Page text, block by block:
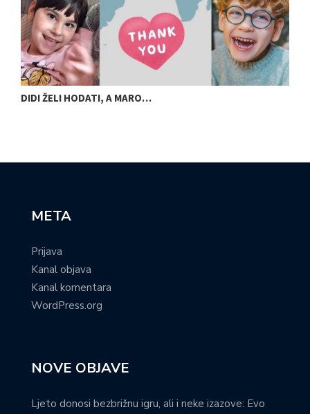
DIDI ŽELI HODATI, A MARO…
META
Prijava
Kanal objava
Kanal komentara
WordPress.org
NOVE OBJAVE
Ljeto donosi bezbrižnu igru, ali i neke izazove: Evo